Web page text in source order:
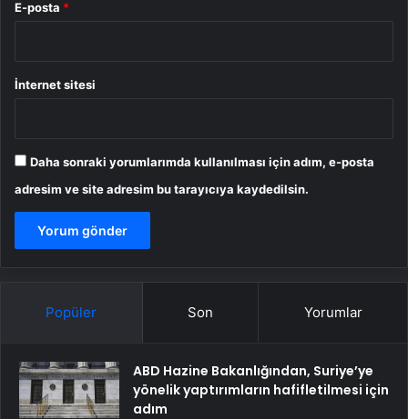
E-posta *
İnternet sitesi
Daha sonraki yorumlarımda kullanılması için adım, e-posta
adresim ve site adresim bu tarayıcıya kaydedilsin.
Popüler Son Yorumlar
ABD Hazine Bakanlığından, Suriye’ye
yönelik yaptırımların hafifletilmesi için
adım